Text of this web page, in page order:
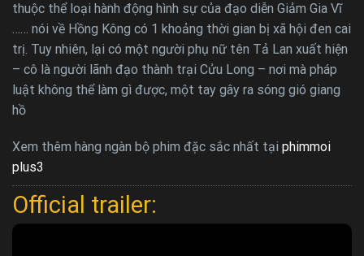
thuộc thể loại hành động hình sự của đạo diễn Giảm Gia Vĩ
…… nói về Hồng Kông có 1 khoảng thời gian bị xã hội đen cai
trị. Tuy nhiên, lại có một người phụ nữ tên Tả Lan xuất hiện
– cô là người lãnh đạo thành trại Cửu Long – nơi mà pháp
luật không thể làm gì được, một tay gây ra sóng gió giang
hồ
Xem thêm hàng ngàn bộ phim đặc sắc nhất tại phimmoi
plus3
Official trailer: